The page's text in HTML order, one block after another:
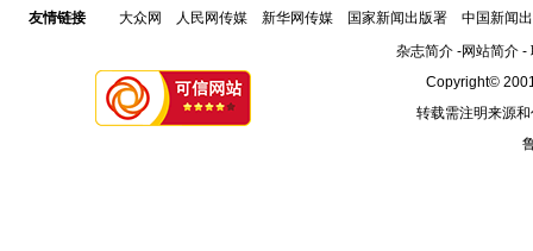
友情链接 大众网 人民网传媒 新华网传媒 国家新闻出版署
中国新闻
杂志简介-网站简介-
Copyright©
转载需注明来源